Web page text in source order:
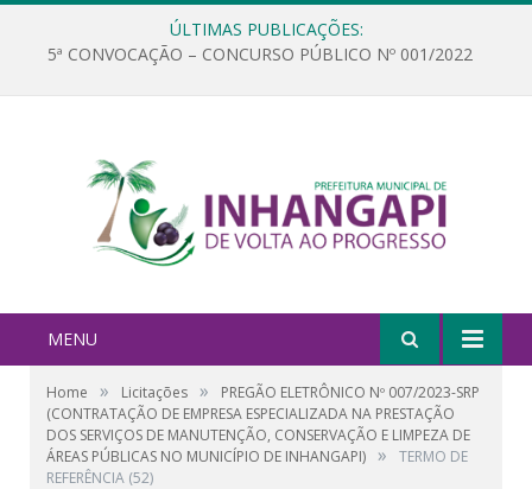
ÚLTIMAS PUBLICAÇÕES:
5ª CONVOCAÇÃO – CONCURSO PÚBLICO Nº 001/2022
MENU
Home » Licitações »
PREGÃO ELETRÔNICO Nº 007/2023-SRP
(CONTRATAÇÃO DE EMPRESA ESPECIALIZADA NA PRESTAÇÃO
DOS SERVIÇOS DE MANUTENÇÃO, CONSERVAÇÃO E LIMPEZA DE
ÁREAS PÚBLICAS NO MUNICÍPIO DE INHANGAPI) »
TERMO DE
REFERÊNCIA (52)